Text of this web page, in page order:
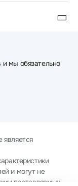
мы обязательно
является
и могут не
поставляемых